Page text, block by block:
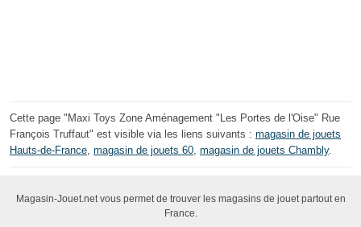
Cette page "Maxi Toys Zone Aménagement "Les Portes de l'Oise" Rue
François Truffaut" est visible via les liens suivants : magasin de jouets
Hauts-de-France magasin de jouets 60 magasin de jouets Chambly.
Magasin-Jouet.net vous permet de trouver les magasins de jouet partout en
France.